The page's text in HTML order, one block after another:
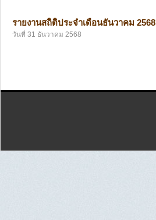
รายงานสถิติประจำเดือนธันวาคม 2568
วันที่ 31 ธันวาคม 2568